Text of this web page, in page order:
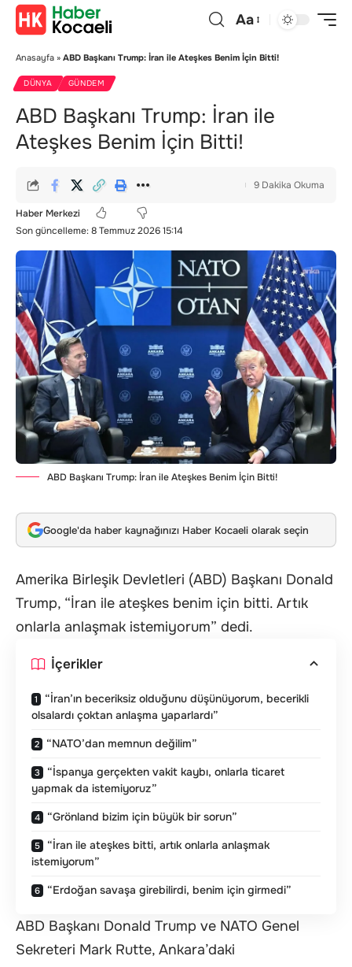
Aa
Anasayfa » ABD Başkanı Trump: İran ile Ateşkes Benim İçin Bitti!
DÜNYA GÜNDEM
ABD Başkanı Trump: İran ile
Ateşkes Benim İçin Bitti!
Son güncelleme: 8 Temmuz 2026 15:14
Haber Merkezi
9 Dakika Okuma
ABD Başkanı Trump: İran ile Ateşkes Benim İçin Bitti!
Google'da haber kaynağınızı Haber Kocaeli olarak seçin
Amerika Birleşik Devletleri (ABD) Başkanı Donald
Trump, “İran ile ateşkes benim için bitti. Artık
onlarla anlaşmak istemiyorum” dedi.
İçerikler
“İran’ın beceriksiz olduğunu düşünüyorum, becerikli
olsalardı çoktan anlaşma yaparlardı”
“NATO’dan memnun değilim”
“İspanya gerçekten vakit kaybı, onlarla ticaret
yapmak da istemiyoruz”
“Grönland bizim için büyük bir sorun”
“İran ile ateşkes bitti, artık onlarla anlaşmak
istemiyorum”
“Erdoğan savaşa girebilirdi, benim için girmedi”
ABD Başkanı Donald Trump ve NATO Genel
Sekreteri Mark Rutte, Ankara’daki